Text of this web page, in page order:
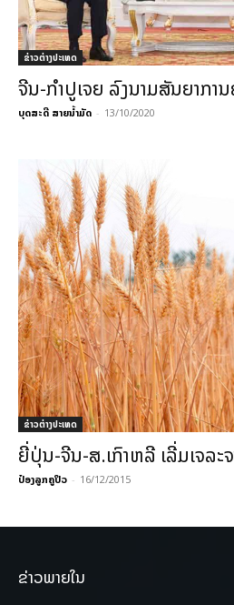
ຂ່າວຕ່າງປະເທດ
ຈີນ-ກຳປູເຈຍ ລົງນາມສັນຍາການ
ບຸດສະດີ ສາຍນ້ຳມັດ - 13/10/2020
ຂ່າວຕ່າງປະເທດ
ຍີ່ປຸ່ນ-ຈີນ-ສ.ເກົາຫລີ ເລີ່ມເຈລະ
ປ໋ອງລູກຄູປິວ - 16/12/2015
ຂ່າວພາຍໃນ